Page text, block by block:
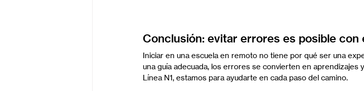
Conclusión: evitar errores es posible
Iniciar en una escuela en remoto no tiene por qué ser una
una guía adecuada, los errores se convierten en aprendizajes
Línea N1, estamos para ayudarte en cada paso del camino.